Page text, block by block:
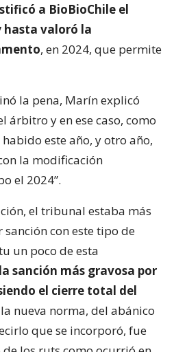
a BioBioChile el
valoró la
, en 2024, que permite
la pena, Marín explicó
árbitro y en ese caso, como
este año, y otro año,
la modificación
el 2024”.
el tribunal estaba más
con este tipo de
un poco de esta
sanción más gravosa por
el cierre total del
la nueva norma, del abánico
que se incorporó, fue